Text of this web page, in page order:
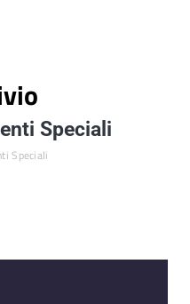
Speciali
Speciali